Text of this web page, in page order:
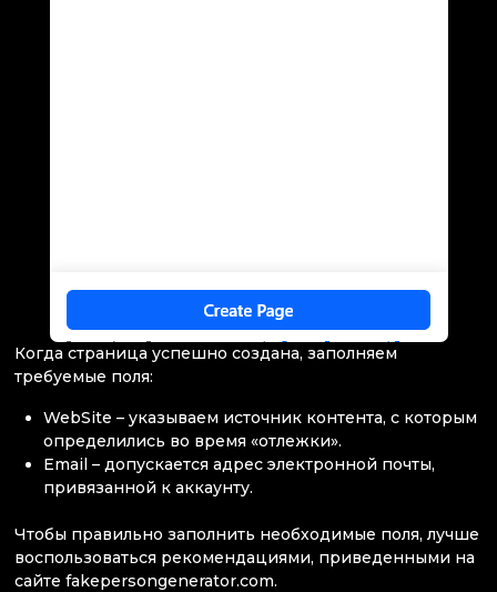
Когда страница успешно создана, заполняем
требуемые поля:
WebSite – указываем источник контента, с которым
определились во время «отлежки».
Email – допускается адрес электронной почты,
привязанной к аккаунту.
Чтобы правильно заполнить необходимые поля, лучше
воспользоваться рекомендациями, приведенными на
сайте fakepersongenerator.com.